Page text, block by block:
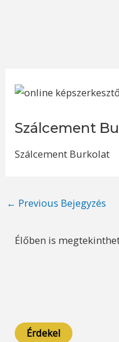
Szálcement
Szálcement Burkolat
Post
← Previous Bejegyzés
Élőben is
Érdekel